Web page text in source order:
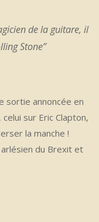
de la guitare, il
Stone”
sortie annoncée en
sur Eric Clapton,
la manche !
arlésien du Brexit et